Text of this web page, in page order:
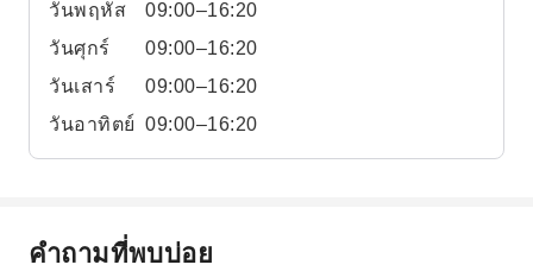
วันพฤหัส
09:00–16:20
วันศุกร์
09:00–16:20
วันเสาร์
09:00–16:20
วันอาทิตย์ 09:00–16:20
คำถามที่พบบ่อย